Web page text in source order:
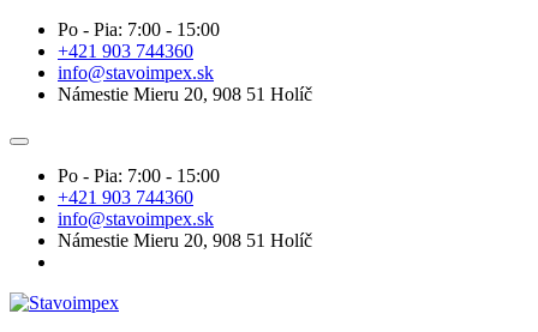
Po - Pia: 7:00 - 15:00
+421 903 744360
info@stavoimpex.sk
Námestie Mieru 20, 908 51 Holíč
Po - Pia: 7:00 - 15:00
+421 903 744360
info@stavoimpex.sk
Námestie Mieru 20, 908 51 Holíč